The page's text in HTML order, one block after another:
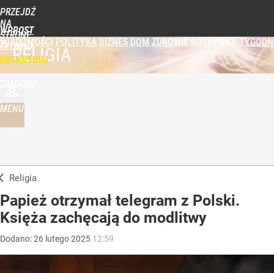
PRZEJDŹ
NA
STRONĘ
GŁÓWNĄ
WPROST
WIADOMOŚCI POLITYKA BIZNES DOM ZDROWIE ROZRYWKA
MENU
RELIGIA
Religia
Papież otrzymał telegram z Polski.
Księża zachęcają do modlitwy
Dodano:26 lutego2025 12:59